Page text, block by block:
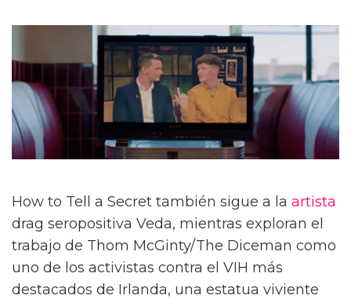
How to Tell a Secret también sigue a la artista
drag seropositiva Veda, mientras exploran el
trabajo de Thom McGinty/The Diceman como
uno de los activistas contra el VIH más
destacados de Irlanda, una estatua viviente